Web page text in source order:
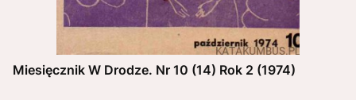
Miesięcznik W Drodze. Nr 10 (14) Rok 2 (1974)